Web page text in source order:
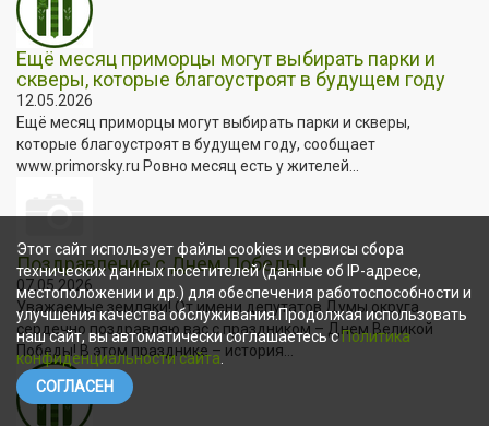
Ещё месяц приморцы могут выбирать парки и
скверы, которые благоустроят в будущем году
12.05.2026
Ещё месяц приморцы могут выбирать парки и скверы,
которые благоустроят в будущем году, сообщает
www.primorsky.ru Ровно месяц есть у жителей...
Поздравление с Днем Победы!
07.05.2026
Уважаемые земляки! От имени депутатов Думы округа
сердечно поздравляю вас с праздником – Днем Великой
Победы! В этом празднике – история...
Этот сайт использует файлы cookies и сервисы сбора
технических данных посетителей (данные об IP-адресе,
местоположении и др.) для обеспечения работоспособности и
улучшения качества обслуживания.Продолжая использовать
наш сайт, вы автоматически соглашаетесь сПолитика
конфиденциальности сайта
СОГЛАСЕН